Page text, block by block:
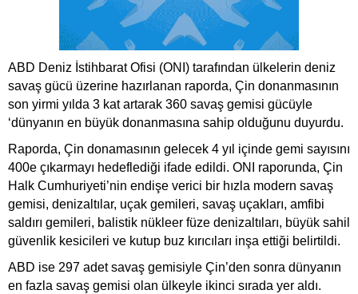
ABD Deniz İstihbarat Ofisi (ONI) tarafından ülkelerin deniz
savaş gücü üzerine hazırlanan raporda, Çin donanmasının
son yirmi yılda 3 kat artarak 360 savaş gemisi gücüyle
‘dünyanın en büyük donanmasına sahip olduğunu duyurdu.
Raporda, Çin donamasının gelecek 4 yıl içinde gemi sayısını
400e çıkarmayı hedeflediği ifade edildi. ONI raporunda, Çin
Halk Cumhuriyeti’nin endişe verici bir hızla modern savaş
gemisi, denizaltılar, uçak gemileri, savaş uçakları, amfibi
saldırı gemileri, balistik nükleer füze denizaltıları, büyük sahil
güvenlik kesicileri ve kutup buz kırıcıları inşa ettiği belirtildi.
ABD ise 297 adet savaş gemisiyle Çin’den sonra dünyanın
en fazla savaş gemisi olan ülkeyle ikinci sırada yer aldı.